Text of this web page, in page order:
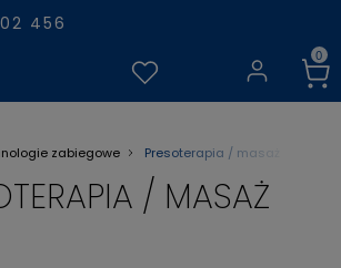
456
zabiegowe Presoterapia / masaż
/ MASAŻ